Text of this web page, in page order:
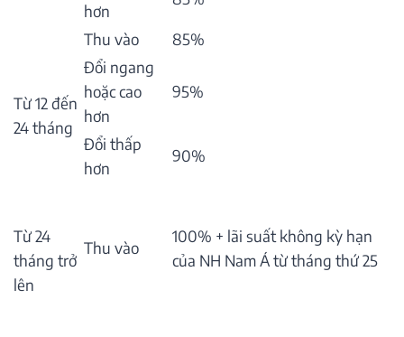
hơn
Từ 12 đến
24 tháng
Thu vào
85%
Đổi ngang
hoặc cao
hơn
95%
Đổi thấp
hơn
90%
Từ 24
tháng trở
lên
Thu vào
100% + lãi suất không kỳ hạn
của NH Nam Á từ tháng thứ 25